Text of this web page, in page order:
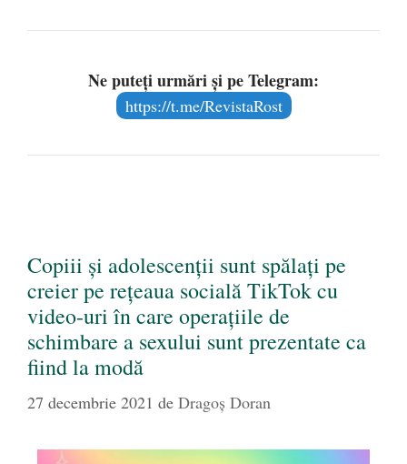
Ne puteți urmări și pe Telegram:
https://t.me/RevistaRost
Copiii și adolescenții sunt spălați pe
creier pe rețeaua socială TikTok cu
video-uri în care operațiile de
schimbare a sexului sunt prezentate ca
fiind la modă
27 decembrie 2021 de Dragoș Doran